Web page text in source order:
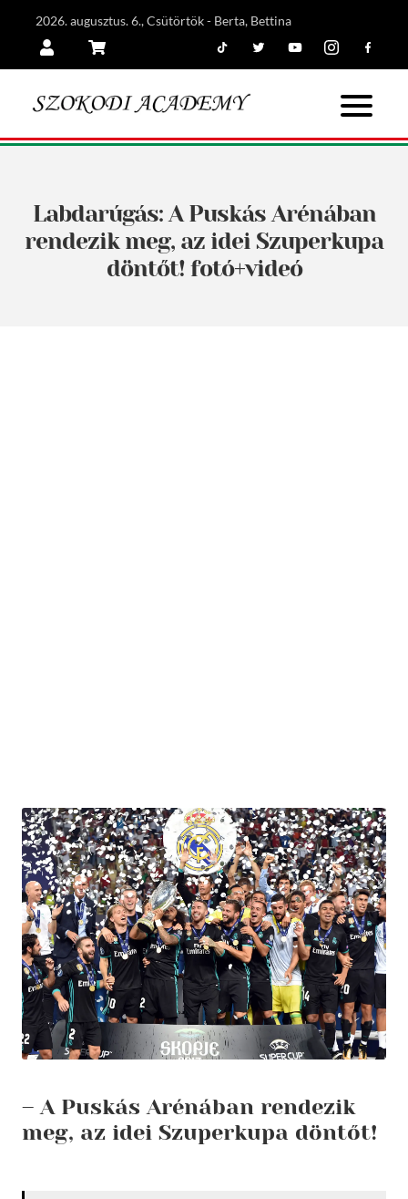
2026. augusztus. 6., Csütörtök - Berta, Bettina
Labdarúgás: A Puskás Arénában
rendezik meg, az idei Szuperkupa
döntőt! fotó+videó
– A Puskás Arénában rendezik
meg, az idei Szuperkupa döntőt!